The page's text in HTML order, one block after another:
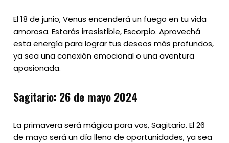
El 18 de junio, Venus encenderá un fuego en tu vida
amorosa. Estarás irresistible, Escorpio. Aprovechá
esta energía para lograr tus deseos más profundos,
ya sea una conexión emocional o una aventura
apasionada.
Sagitario: 26 de mayo 2024
La primavera será mágica para vos, Sagitario. El 26
de mayo será un día lleno de oportunidades, ya sea